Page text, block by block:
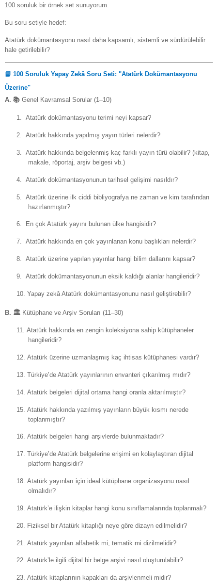
100 soruluk bir örnek set sunuyorum.
Bu soru setiyle hedef:
Atatürk dokümantasyonu nasıl daha kapsamlı, sistemli ve sürdürülebilir
hale getirilebilir?
📘 100 Soruluk Yapay Zekâ Soru Seti: "Atatürk Dokümantasyonu
Üzerine"
A. 📚 Genel Kavramsal Sorular (1–10)
1. Atatürk dokümantasyonu terimi neyi kapsar?
2. Atatürk hakkında yapılmış yayın türleri nelerdir?
3.
Atatürk hakkında belgelenmiş kaç farklı yayın türü olabilir? (kitap,
makale, röportaj, arşiv belgesi vb.)
4. Atatürk dokümantasyonunun tarihsel gelişimi nasıldır?
5.
Atatürk üzerine ilk ciddi bibliyografya ne zaman ve kim tarafından
hazırlanmıştır?
6. En çok Atatürk yayını bulunan ülke hangisidir?
7. Atatürk hakkında en çok yayınlanan konu başlıkları nelerdir?
8. Atatürk üzerine yapılan yayınlar hangi bilim dallarını kapsar?
9. Atatürk dokümantasyonunun eksik kaldığı alanlar hangileridir?
10. Yapay zekâ Atatürk dokümantasyonunu nasıl geliştirebilir?
B. 🏛 Kütüphane ve Arşiv Soruları (11–30)
11. Atatürk hakkında en zengin koleksiyona sahip kütüphaneler
hangileridir?
12. Atatürk üzerine uzmanlaşmış kaç ihtisas kütüphanesi vardır?
13. Türkiye’de Atatürk yayınlarının envanteri çıkarılmış mıdır?
14. Atatürk belgeleri dijital ortama hangi oranla aktarılmıştır?
15. Atatürk hakkında yazılmış yayınların büyük kısmı nerede
toplanmıştır?
16. Atatürk belgeleri hangi arşivlerde bulunmaktadır?
17. Türkiye’de Atatürk belgelerine erişimi en kolaylaştıran dijital
platform hangisidir?
18. Atatürk yayınları için ideal kütüphane organizasyonu nasıl
olmalıdır?
19. Atatürk’e ilişkin kitaplar hangi konu sınıflamalarında toplanmalı?
20. Fiziksel bir Atatürk kitaplığı neye göre dizayn edilmelidir?
21. Atatürk yayınları alfabetik mi, tematik mi dizilmelidir?
22. Atatürk’le ilgili dijital bir belge arşivi nasıl oluşturulabilir?
23. Atatürk kitaplarının kapakları da arşivlenmeli midir?